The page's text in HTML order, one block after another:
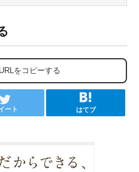
をコピーする
ート はてブ